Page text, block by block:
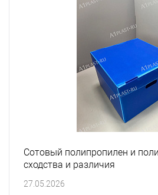
Сотовый полипропилен и
сходства и различия
27.05.2026